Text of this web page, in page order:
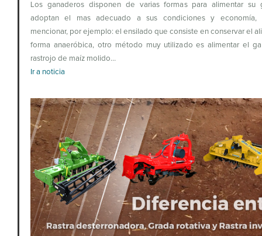
Los ganaderos disponen de varias formas para alimentar su
adoptan el mas adecuado a sus condiciones y economía,
mencionar, por ejemplo: el ensilado que consiste en conservar el
forma anaeróbica, otro método muy utilizado es alimentar el
rastrojo de maíz molido…
Ir a noticia